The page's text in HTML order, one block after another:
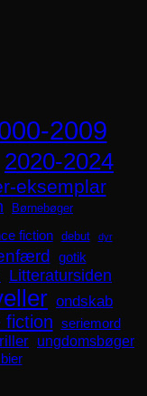
2009
2020-2024
eksemplar
Børnebøger
fiction debut dyr
gotik
Litteratursiden
ondskab
fiction seriemord
ungdomsbøger